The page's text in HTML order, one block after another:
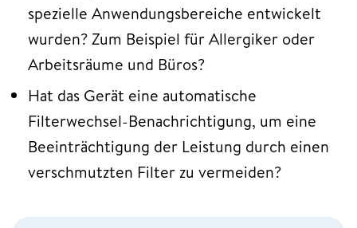
spezielle Anwendungsbereiche entwickelt
wurden? Zum Beispiel für Allergiker oder
Arbeitsräume und Büros?
Hat das Gerät eine automatische
Filterwechsel-Benachrichtigung, um eine
Beeinträchtigung der Leistung durch einen
verschmutzten Filter zu vermeiden?